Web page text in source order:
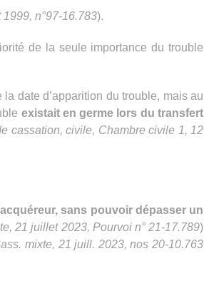
n°97-16.783).
de la seule importance du trouble
date d’apparition du trouble, mais au
existait en germe lors du transfert
cassation, civile, Chambre civile 1, 12
sans pouvoir dépasser un
21 juillet 2023, Pourvoi n° 21-17.789)
mixte, 21 juill. 2023, nos 20-10.763